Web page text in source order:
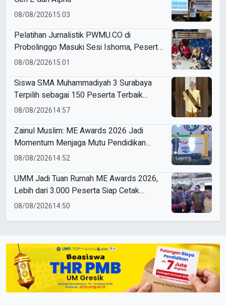
08/08/202615:03
Pelatihan Jurnalistik PWMU.CO di
Probolinggo Masuki Sesi Ishoma, Peserta
Antusias Ikuti Materi
08/08/202615:01
Siswa SMA Muhammadiyah 3 Surabaya
Terpilih sebagai 150 Peserta Terbaik
Forum Pelajar Indonesia
08/08/202614:57
Zainul Muslim: ME Awards 2026 Jadi
Momentum Menjaga Mutu Pendidikan
Muhammadiyah
08/08/202614:52
UMM Jadi Tuan Rumah ME Awards 2026,
Lebih dari 3.000 Peserta Siap Cetak
Pemimpin Masa Depan
08/08/202614:50